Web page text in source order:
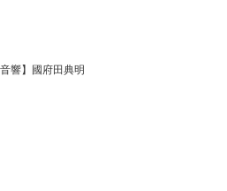
響】國府田典明